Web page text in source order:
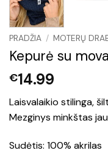
PRADŽIA / MOTERŲ
Kepurė su
€14.99
Laisvalaikio stilinga,
Mezginys minkštas
Sudėtis: 100% akrilas